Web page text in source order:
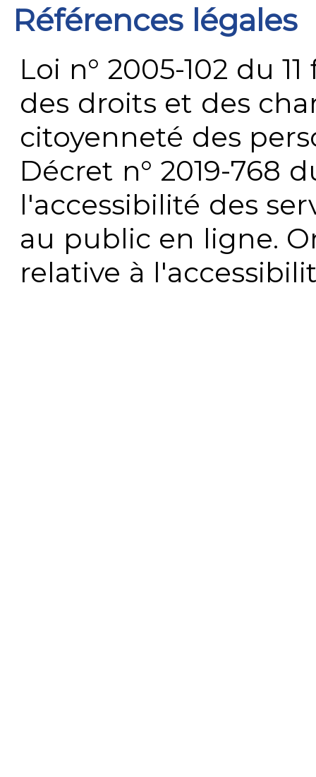
Références légales
Loi n° 2005-102 du
des droits et des
citoyenneté des
Décret n° 2019-768
l'accessibilité des
au public en ligne.
relative à